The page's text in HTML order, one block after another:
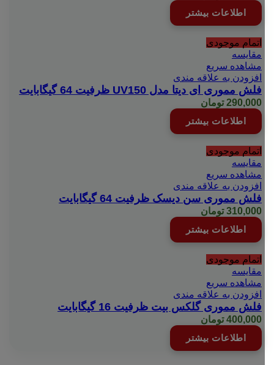
اطلاعات بیشتر
اتمام موجودی
مقایسه
مشاهده سریع
افزودن به علاقه مندی
فلش مموری ای دیتا مدل UV150 ظرفیت 64 گیگابایت
290,000 تومان
اطلاعات بیشتر
اتمام موجودی
مقایسه
مشاهده سریع
افزودن به علاقه مندی
فلش مموری سن دیسک ظرفیت 64 گیگابایت
310,000 تومان
اطلاعات بیشتر
اتمام موجودی
مقایسه
مشاهده سریع
افزودن به علاقه مندی
فلش مموری گلکس بیت ظرفیت 16 گیگابایت
400,000 تومان
اطلاعات بیشتر